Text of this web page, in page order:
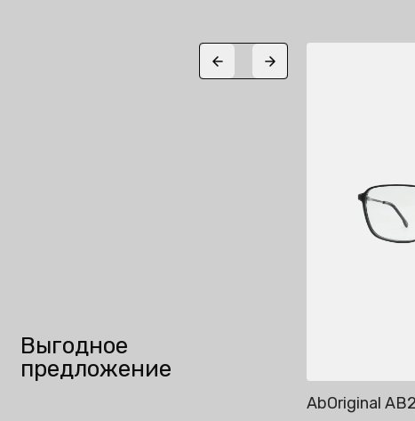
25%
AbOriginal
Previous slide
Next slide
Выгодное
предложение